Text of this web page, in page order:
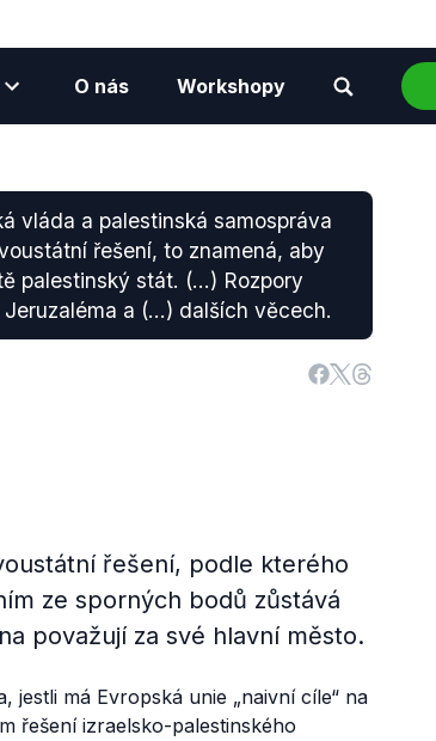
O nás Workshopy
vláda a palestinská samospráva
řešení, to znamená, aby
palestinský stát. (…) Rozpory
a (…) dalších věcech.
řešení, podle kterého
ze sporných bodů zůstává
považují za své hlavní město.
jestli má Evropská unie „naivní cíle“na
řešení izraelsko-palestinského